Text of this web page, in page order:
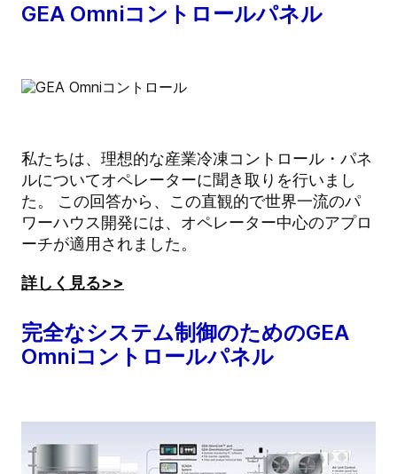
GEA Omniコントロールパネル
私たちは、理想的な産業冷凍コントロール・パネ
ルについてオペレーターに聞き取りを行いまし
た。 この回答から、この直観的で世界一流のパ
ワーハウス開発には、オペレーター中心のアプロ
ーチが適用されました。
詳しく見る>>
完全なシステム制御のためのGEA
Omniコントロールパネル